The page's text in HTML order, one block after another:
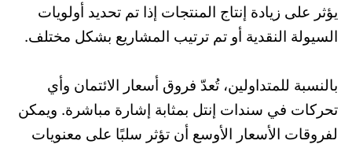
يؤثر على زيادة إنتاج المنتجات إذا تم تحديد أولويات
السيولة النقدية أو تم ترتيب المشاريع بشكل مختلف.
بالنسبة للمتداولين، تُعدّ فروق أسعار الائتمان وأي
تحركات في سندات إنتل بمثابة إشارة مباشرة. ويمكن
لفروقات الأسعار الأوسع أن تؤثر سلبًا على معنويات